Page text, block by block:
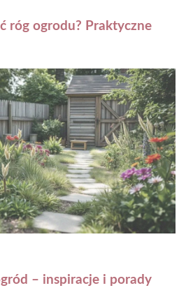
róg ogrodu? Praktyczne
– inspiracje i porady